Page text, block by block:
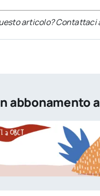
articolo? Contattaci
abbonamento